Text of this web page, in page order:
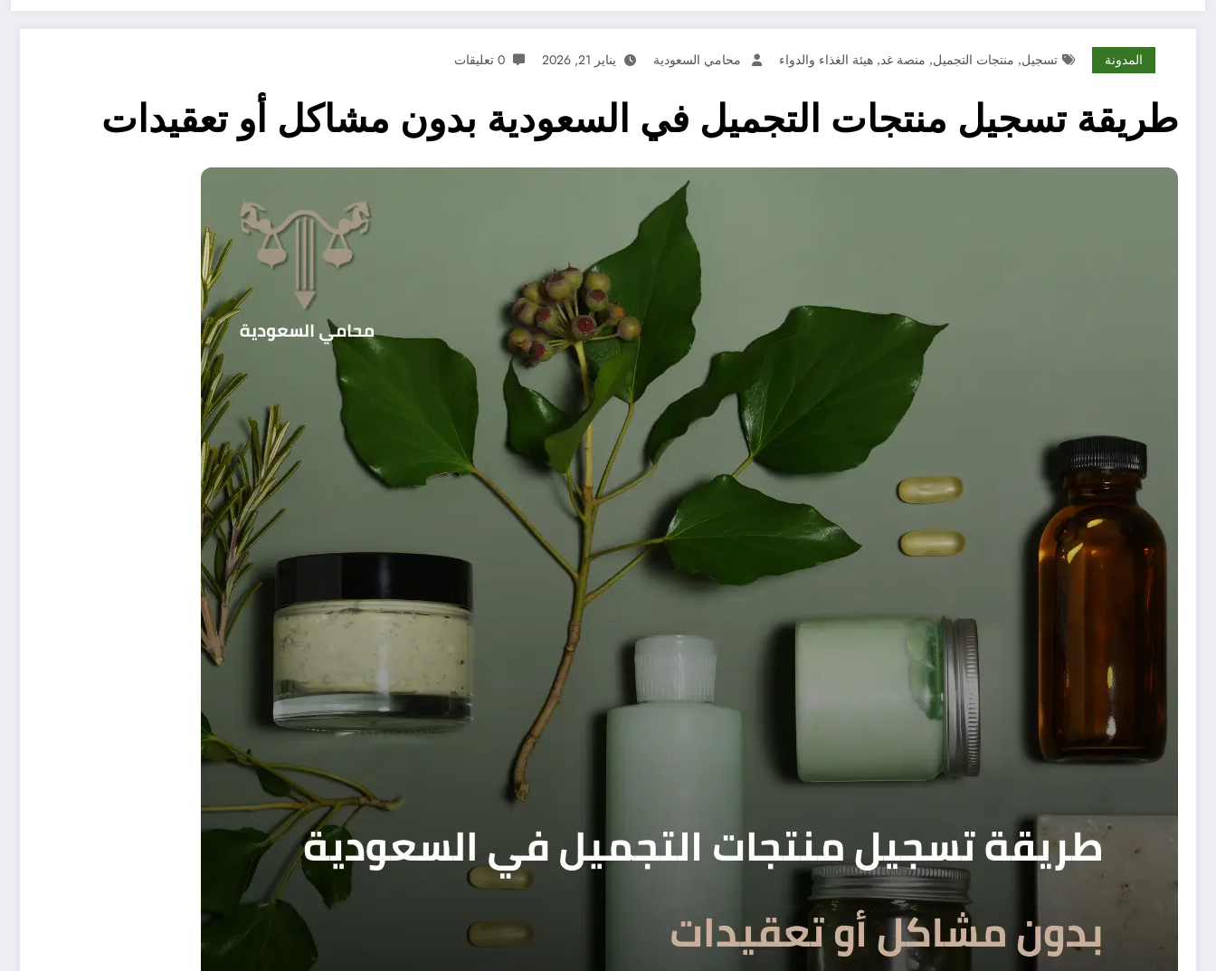
المدونة تسجيل, منتجات التجميل, منصة غد, هيئة الغذاء والدواء محامي السعودية يناير 21, 2026 0 تعليقات
طريقة تسجيل منتجات التجميل في السعودية بدون مشاكل أو تعقيدات